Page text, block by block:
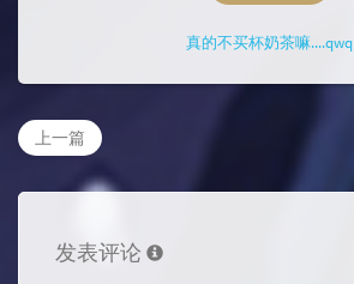
真的不买杯奶茶嘛....qwq
上一篇
发表评论